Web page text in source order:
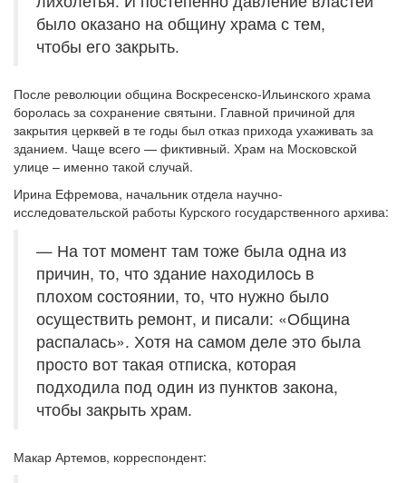
было оказано на общину храма с тем,
чтобы его закрыть.
После революции община Воскресенско-Ильинского храма
боролась за сохранение святыни. Главной причиной для
закрытия церквей в те годы был отказ прихода ухаживать за
зданием. Чаще всего — фиктивный. Храм на Московской
улице – именно такой случай.
Ирина Ефремова, начальник отдела научно-
исследовательской работы Курского государственного архива:
— На тот момент там тоже была одна из
причин, то, что здание находилось в
плохом состоянии, то, что нужно было
осуществить ремонт, и писали: «Община
распалась». Хотя на самом деле это была
просто вот такая отписка, которая
подходила под один из пунктов закона,
чтобы закрыть храм.
Макар Артемов, корреспондент: